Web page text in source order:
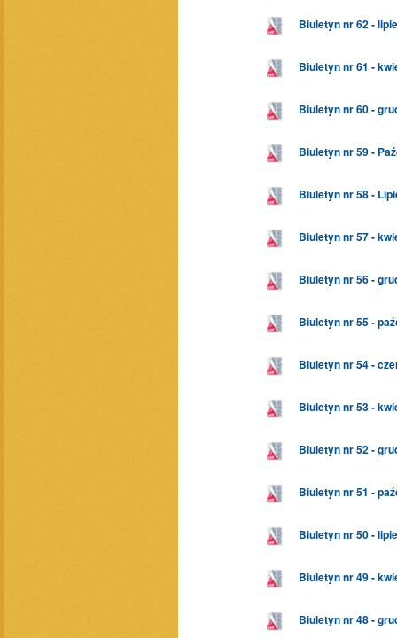
Biuletyn nr 62 -
Biuletyn nr 61 -
Biuletyn nr 60 -
Biuletyn nr 59 -
Biuletyn nr 58 -
Biuletyn nr 57 -
Biuletyn nr 56 -
Biuletyn nr 55 -
Biuletyn nr 54 -
Biuletyn nr 53 -
Biuletyn nr 52 -
Biuletyn nr 51 -
Biuletyn nr 50 -
Biuletyn nr 49 -
Biuletyn nr 48 -